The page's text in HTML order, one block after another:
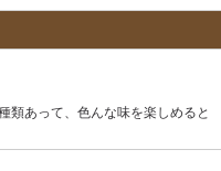
類あって、色んな味を楽しめると